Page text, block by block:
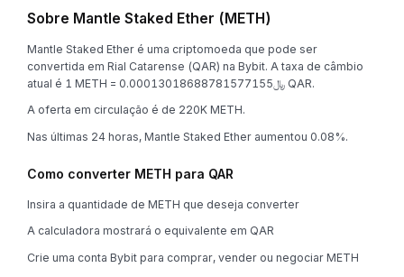
Sobre Mantle Staked Ether (METH)
Mantle Staked Ether é uma criptomoeda que pode ser
convertida em Rial Catarense (QAR) na Bybit. A taxa de câmbio
atual é 1 METH = ﷼0.00013018688781577155 QAR.
A oferta em circulação é de 220K METH.
Nas últimas 24 horas, Mantle Staked Ether aumentou 0.08%.
Como converter METH para QAR
Insira a quantidade de METH que deseja converter
A calculadora mostrará o equivalente em QAR
Crie uma conta Bybit para comprar, vender ou negociar METH